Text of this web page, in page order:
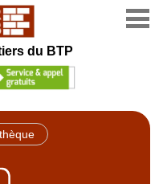
du BTP